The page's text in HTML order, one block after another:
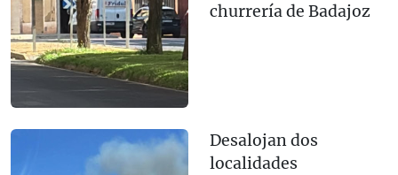
churrería de Badajoz
Desalojan dos
localidades